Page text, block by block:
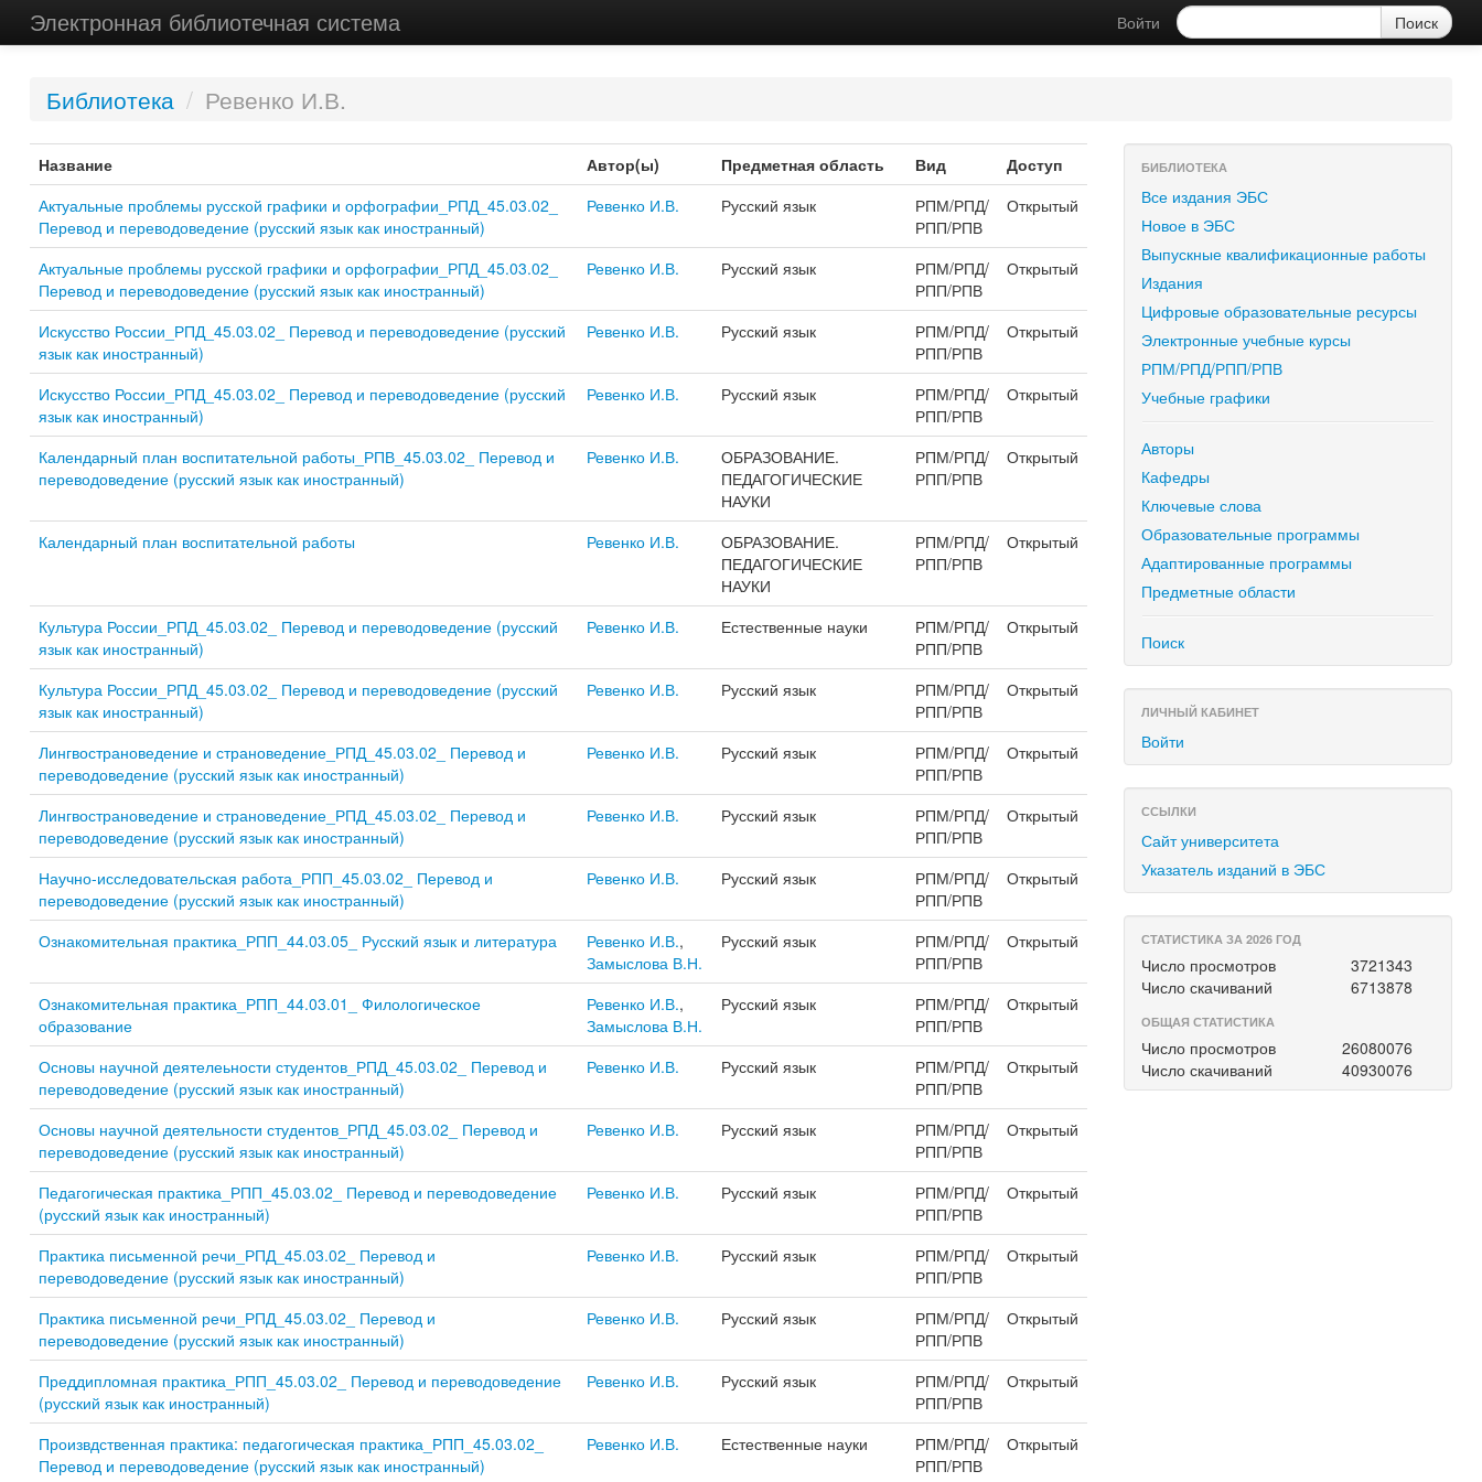
Электронная библиотечная система Войти
Библиотека / Ревенко И.В.
Название Автор(ы) Предметная область Вид
Доступ
Актуальные проблемы русской графики и орфографии_РПД_45.03.02_
Перевод и переводоведение (русский язык как иностранный)
Ревенко И.В. Русский язык
РПМ/РПД/
РПП/РПВ
Открытый
Актуальные проблемы русской графики и орфографии_РПД_45.03.02_
Перевод и переводоведение (русский язык как иностранный)
Ревенко И.В. Русский язык
РПМ/РПД/
РПП/РПВ
Открытый
Искусство России_РПД_45.03.02_ Перевод и переводоведение (русский
язык как иностранный)
Ревенко И.В. Русский язык
РПМ/РПД/
РПП/РПВ
Открытый
Искусство России_РПД_45.03.02_ Перевод и переводоведение (русский
язык как иностранный)
Ревенко И.В. Русский язык
РПМ/РПД/
РПП/РПВ
Открытый
Календарный план воспитательной работы_РПВ_45.03.02_ Перевод и
переводоведение (русский язык как иностранный)
Ревенко И.В.
ОБРАЗОВАНИЕ.
ПЕДАГОГИЧЕСКИЕ
НАУКИ
РПМ/РПД/
РПП/РПВ
Открытый
Календарный план воспитательной работы Ревенко И.В.
ОБРАЗОВАНИЕ.
ПЕДАГОГИЧЕСКИЕ
НАУКИ
РПМ/РПД/
РПП/РПВ
Открытый
Культура России_РПД_45.03.02_ Перевод и переводоведение (русский
язык как иностранный)
Ревенко И.В. Естественные науки
РПМ/РПД/
РПП/РПВ
Открытый
Культура России_РПД_45.03.02_ Перевод и переводоведение (русский
язык как иностранный)
Ревенко И.В. Русский язык
РПМ/РПД/
РПП/РПВ
Открытый
Лингвострановедение и страноведение_РПД_45.03.02_ Перевод и
переводоведение (русский язык как иностранный)
Ревенко И.В. Русский язык
РПМ/РПД/
РПП/РПВ
Открытый
Лингвострановедение и страноведение_РПД_45.03.02_ Перевод и
переводоведение (русский язык как иностранный)
Ревенко И.В. Русский язык
РПМ/РПД/
РПП/РПВ
Открытый
Научно-исследовательская работа_РПП_45.03.02_ Перевод и
переводоведение (русский язык как иностранный)
Ревенко И.В. Русский язык
РПМ/РПД/
РПП/РПВ
Открытый
Ознакомительная практика_РПП_44.03.05_ Русский язык и литература Ревенко И.В.,
Замыслова В.Н.
Русский язык
РПМ/РПД/
РПП/РПВ
Открытый
Ознакомительная практика_РПП_44.03.01_ Филологическое
образование
Ревенко И.В.,
Замыслова В.Н.
Русский язык
РПМ/РПД/
РПП/РПВ
Открытый
Основы научной деятелеьности студентов_РПД_45.03.02_ Перевод и
переводоведение (русский язык как иностранный)
Ревенко И.В. Русский язык
РПМ/РПД/
РПП/РПВ
Открытый
Основы научной деятельности студентов_РПД_45.03.02_ Перевод и
переводоведение (русский язык как иностранный)
Ревенко И.В. Русский язык
РПМ/РПД/
РПП/РПВ
Открытый
Педагогическая практика_РПП_45.03.02_ Перевод и переводоведение
(русский язык как иностранный)
Ревенко И.В. Русский язык
РПМ/РПД/
РПП/РПВ
Открытый
Практика письменной речи_РПД_45.03.02_ Перевод и
переводоведение (русский язык как иностранный)
Ревенко И.В. Русский язык
РПМ/РПД/
РПП/РПВ
Открытый
Практика письменной речи_РПД_45.03.02_ Перевод и
переводоведение (русский язык как иностранный)
Ревенко И.В. Русский язык
РПМ/РПД/
РПП/РПВ
Открытый
Преддипломная практика_РПП_45.03.02_ Перевод и переводоведение
(русский язык как иностранный)
Ревенко И.В. Русский язык
РПМ/РПД/
РПП/РПВ
Открытый
Произвдственная практика: педагогическая практика_РПП_45.03.02_
Перевод и переводоведение (русский язык как иностранный)
Ревенко И.В. Естественные науки
РПМ/РПД/
РПП/РПВ
Открытый
БИБЛИОТЕКА
Все издания ЭБС
Новое в ЭБС
Выпускные квалификационные работы
Издания
Цифровые образовательные ресурсы
Электронные учебные курсы
РПМ/РПД/РПП/РПВ
Учебные графики
Авторы
Кафедры
Ключевые слова
Образовательные программы
Адаптированные программы
Предметные области
Поиск
ЛИЧНЫЙ КАБИНЕТ
Войти
ССЫЛКИ
Сайт университета
Указатель изданий в ЭБС
СТАТИСТИКА ЗА 2026 ГОД
Число просмотров
3721343
Число скачиваний
6713878
ОБЩАЯ СТАТИСТИКА
Число просмотров
26080076
Число скачиваний
40930076